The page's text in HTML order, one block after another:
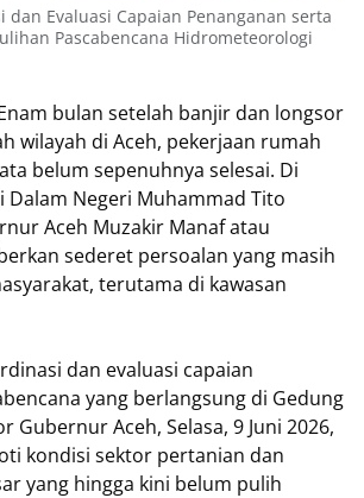
dan Evaluasi Capaian Penanganan serta
Pascabencana Hidrometeorologi
bulan setelah banjir dan longsor
wilayah di Aceh, pekerjaan rumah
belum sepenuhnya selesai. Di
Dalam Negeri Muhammad Tito
Aceh Muzakir Manaf atau
sederet persoalan yang masih
terutama di kawasan
dan evaluasi capaian
yang berlangsung di Gedung
Gubernur Aceh, Selasa, 9 Juni 2026,
kondisi sektor pertanian dan
yang hingga kini belum pulih